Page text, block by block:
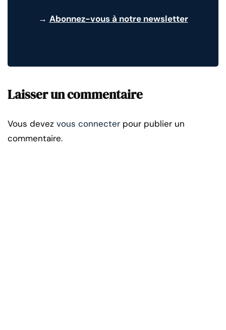
→ Abonnez-vous à notre newsletter
Laisser un commentaire
Vous devez vous connecter pour publier un
commentaire.